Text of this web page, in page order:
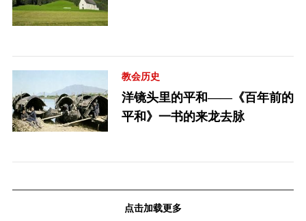
教会历史
洋镜头里的平和——《百年前的
平和》一书的来龙去脉
点击加载更多